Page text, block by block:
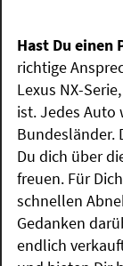
Hast Du einen
richtige
Lexus NX-
ist. Jedes
Bundesländer.
Du dich über
freuen. Für
schnellen
Gedanken
endlich